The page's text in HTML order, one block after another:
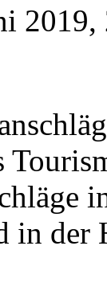
2019,
in der